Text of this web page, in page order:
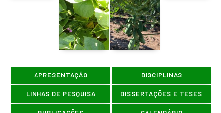
APRESENTAÇÃO DISCIPLINAS
LINHAS DE PESQUISA DISSERTAÇÕES E TESES